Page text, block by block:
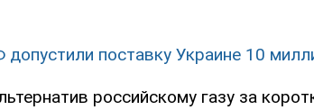
допустили поставку Украине 10
российскому газу за